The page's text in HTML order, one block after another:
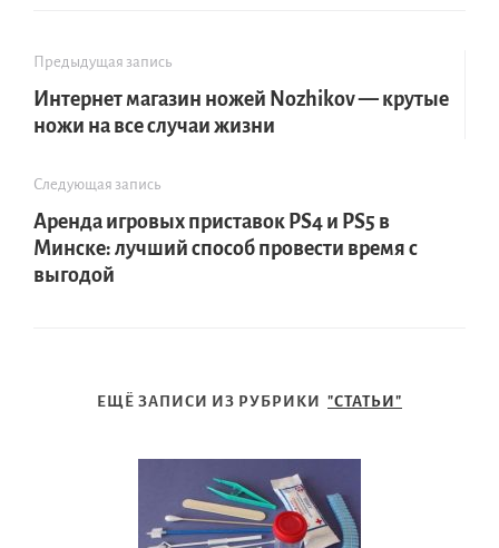
Предыдущая запись
Интернет магазин ножей Nozhikov — крутые
ножи на все случаи жизни
Следующая запись
Аренда игровых приставок PS4 и PS5 в
Минске: лучший способ провести время с
выгодой
ЕЩЁ ЗАПИСИ ИЗ РУБРИКИ "СТАТЬИ"